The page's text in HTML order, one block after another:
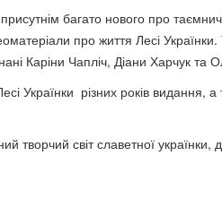
багато нового про таємничі
про життя Лесі
Каріни Чапліч, Діани Харчук
Українки різних років видання,
творчий світ славетної українки,